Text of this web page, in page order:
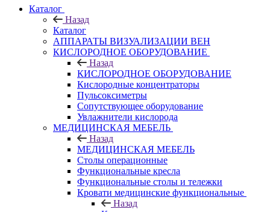
Каталог
Назад
Каталог
АППАРАТЫ ВИЗУАЛИЗАЦИИ ВЕН
КИСЛОРОДНОЕ ОБОРУДОВАНИЕ
Назад
КИСЛОРОДНОЕ ОБОРУДОВАНИЕ
Кислородные концентраторы
Пульсоксиметры
Сопутствующее оборудование
Увлажнители кислорода
МЕДИЦИНСКАЯ МЕБЕЛЬ
Назад
МЕДИЦИНСКАЯ МЕБЕЛЬ
Столы операционные
Функциональные кресла
Функциональные столы и тележки
Кровати медицинские функциональные
Назад